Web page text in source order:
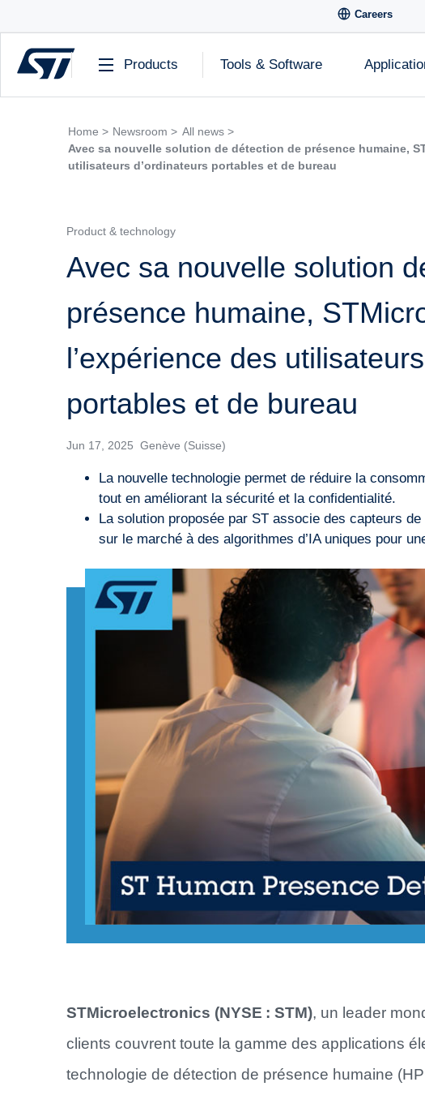
Careers
Products Tools & Software
Home > Newsroom > All news >
Avec sa nouvelle solution de détection de présence humaine,
utilisateurs d’ordinateurs portables et de bureau
Product & technology
Avec sa nouvelle solution
présence humaine,
l’expérience des
portables et de bureau
Jun 17, 2025 Genève (Suisse)
La nouvelle technologie permet de réduire la
tout en améliorant la sécurité et la confidentialité.
La solution proposée par ST associe des capteurs
sur le marché à des algorithmes d’IA uniques pour
STMicroelectronics (NYSE : STM), un leader
clients couvrent toute la gamme des applications
technologie de détection de présence humaine